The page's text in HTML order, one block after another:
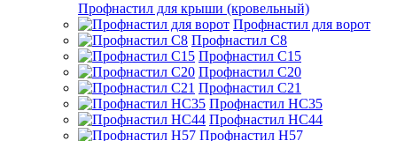
Профнастил для крыши (кровельный)
Профнастил для ворот
Профнастил С8
Профнастил С15
Профнастил С20
Профнастил С21
Профнастил НС35
Профнастил НС44
Профнастил Н57